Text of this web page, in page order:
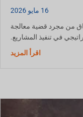
مجرد قضية معالجة
في تنفيذ المشاريع.
اقرأ المزيدحول